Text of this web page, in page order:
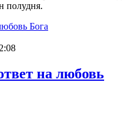
полудня.
Бога
на любовь